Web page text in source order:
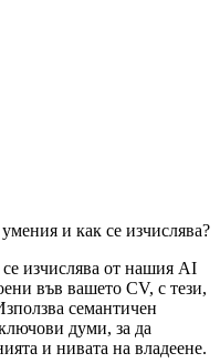
и как се изчислява?
изчислява от нашия AI
във вашето CV, с тези,
семантичен
думи, за да
и нивата на владеене.